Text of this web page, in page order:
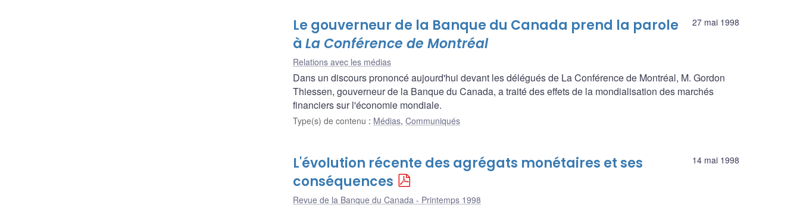
27 mai 1998
Le gouverneur de la Banque du Canada prend la parole
à La Conférence de Montréal
Relations avec les médias
Dans un discours prononcé aujourd'hui devant les délégués de La Conférence de Montréal, M. Gordon
Thiessen, gouverneur de la Banque du Canada, a traité des effets de la mondialisation des marchés
financiers sur l'économie mondiale.
Type(s) de contenu : Médias, Communiqués
14 mai 1998
L'évolution récente des agrégats monétaires et ses
conséquences
Revue de la Banque du Canada - Printemps 1998